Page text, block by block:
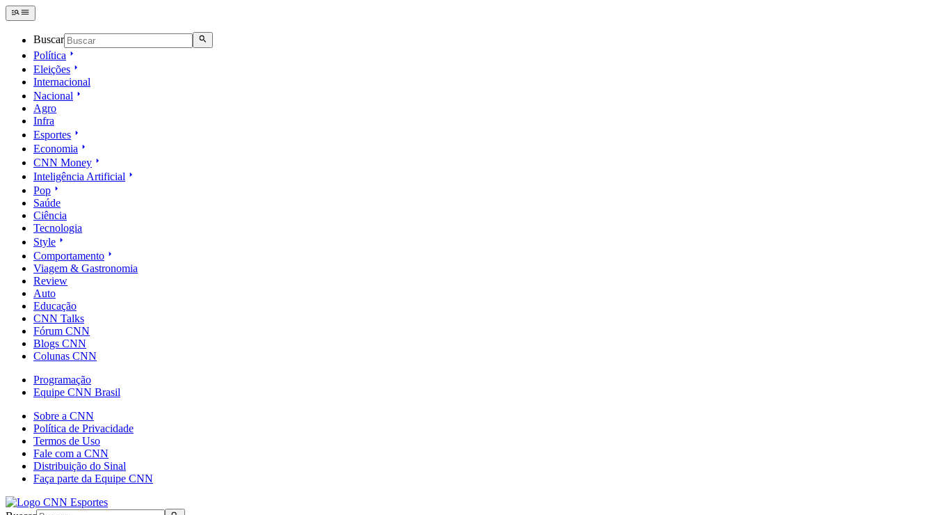
Buscar
Política
Eleições
Internacional
Nacional
Agro
Infra
Esportes
Economia
CNN Money
Inteligência Artificial
Pop
Saúde
Ciência
Tecnologia
Style
Comportamento
Viagem & Gastronomia
Review
Auto
Educação
CNN Talks
Fórum CNN
Blogs CNN
Colunas CNN
Programação
Equipe CNN Brasil
Sobre a CNN
Política de Privacidade
Termos de Uso
Fale com a CNN
Distribuição do Sinal
Faça parte da Equipe CNN